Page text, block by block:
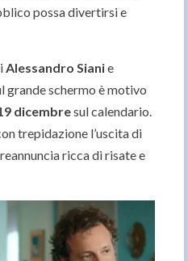
possa divertirsi e
Alessandro Sianie
grande schermo è motivo
dicembresul calendario.
trepidazione l’uscita di
ricca di risate e